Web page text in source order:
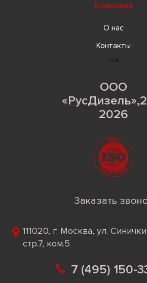
Компания
О нас
Контакты
-->
ООО
2026
Заказать
111020, г. Москва, ул.
стр.7, ком.5
7 (495) 150-